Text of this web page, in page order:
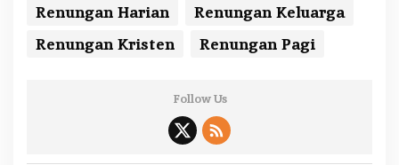
Renungan Harian
Renungan Keluarga
Renungan Kristen
Renungan Pagi
Follow Us